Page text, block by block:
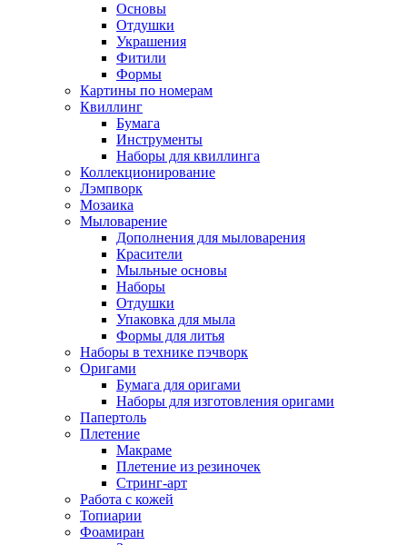
Основы
Отдушки
Украшения
Фитили
Формы
Картины по номерам
Квиллинг
Бумага
Инструменты
Наборы для квиллинга
Коллекционирование
Лэмпворк
Мозаика
Мыловарение
Дополнения для мыловарения
Красители
Мыльные основы
Наборы
Отдушки
Упаковка для мыла
Формы для литья
Наборы в технике пэчворк
Оригами
Бумага для оригами
Наборы для изготовления оригами
Папертоль
Плетение
Макраме
Плетение из резиночек
Стринг-арт
Работа с кожей
Топиарии
Фоамиран